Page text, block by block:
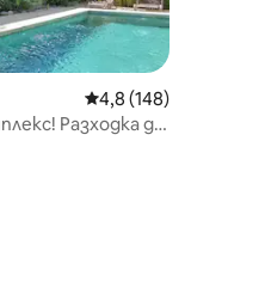
Средна оценка: 4,8
4,8 (148)
Разходка до